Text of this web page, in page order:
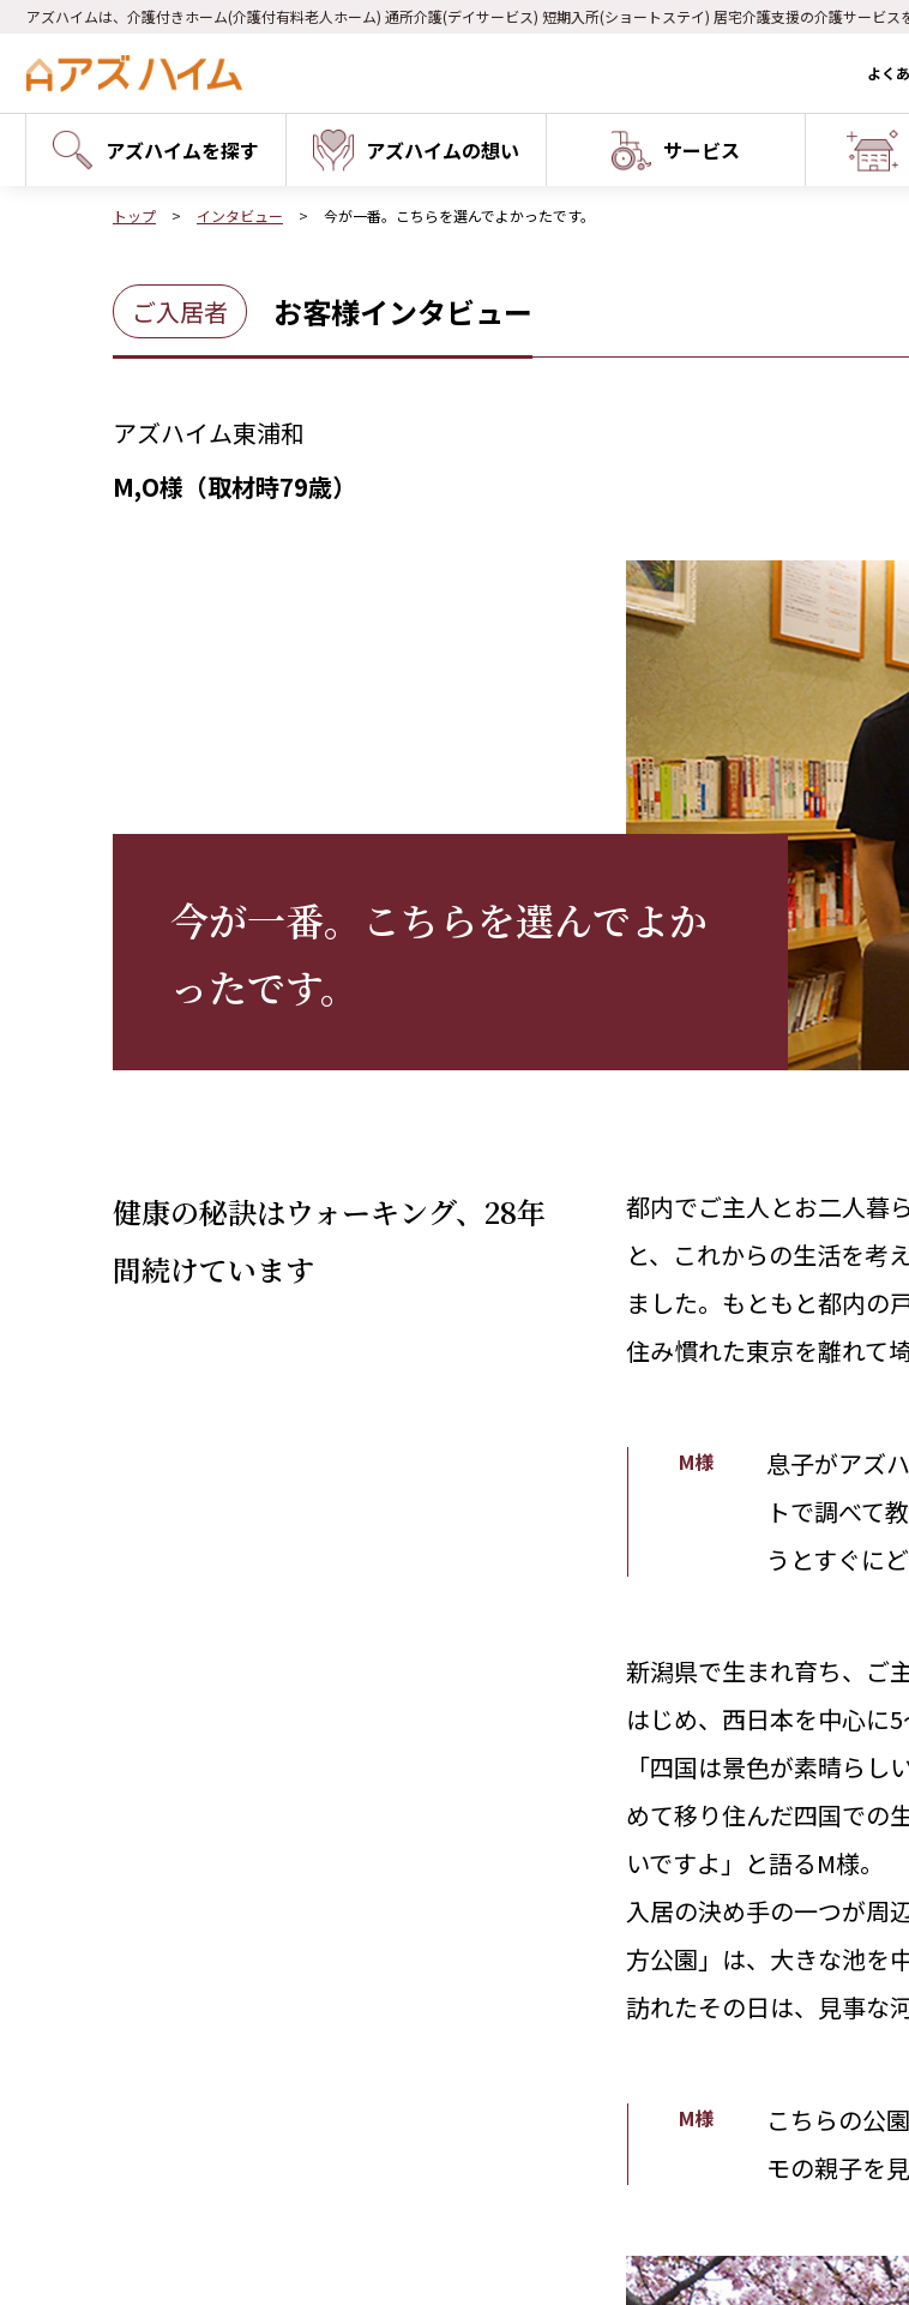
アズハイムは、介護付きホーム(介護付有料老人ホーム) 通所介護(デイサービス) 短期入所(ショートステイ) 居宅介護支援の介護サービス
よく
アズハイムを探す アズハイムの想い サービス
トップ インタビュー 今が一番。こちらを選んでよかったです。
ご入居者 お客様インタビュー
アズハイム東浦和
M,O様（取材時79歳）
今が一番。こちらを選んでよか
ったです。
健康の秘訣はウォーキング、28年
間続けています
都内でご主人とお二人暮
と、これからの生活を考
ました。もともと都内の
住み慣れた東京を離れて
M様
息子がアズ
トで調べて
うとすぐに
新潟県で生まれ育ち、ご
はじめ、西日本を中心に
「四国は景色が素晴ら
めて移り住んだ四国での
いですよ」と語るM様。
入居の決め手の一つが周
方公園」は、大きな池を
訪れたその日は、見事な
M様
こちらの公
モの親子を